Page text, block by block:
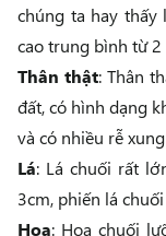
chúng ta hay thấy
cao trung bình từ
Thân thật: Thân
đất, có hình dạng
và có nhiều rễ
Lá: Lá chuối rất
3cm, phiến lá
Hoa: Hoa chuối